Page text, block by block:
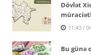
Dövlət
11:43 /
Bu günə